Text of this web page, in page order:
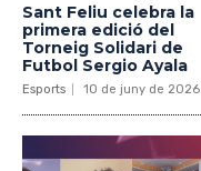
Sant Feliu celebra la
primera edició del
Torneig Solidari de
Futbol Sergio Ayala
Esports 10 de juny de 2026